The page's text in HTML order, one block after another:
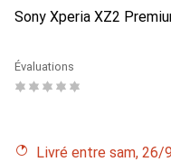
Sony Xperia XZ2
Évaluations
Livré entre sam,